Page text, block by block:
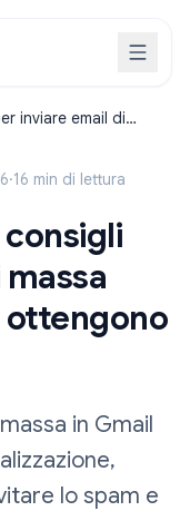
inviare email di
·16 min di lettura
consigli
ottengono
in Gmail
lo spam e